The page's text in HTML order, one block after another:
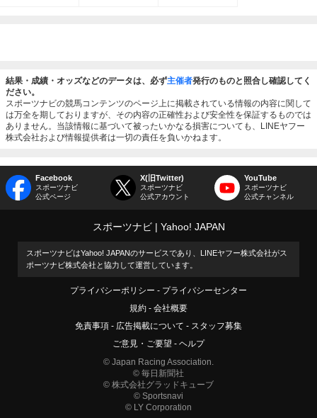
結果・成績・オッズなどのデータは、必ず主催者発行のものと照合し確認してく
ださい。
スポーツナビの競馬コンテンツのページ上に掲載されている情報の内容に関して
は万全を期しておりますが、その内容の正確性および安全性を保証するものでは
ありません。当該情報に基づいて被ったいかなる損害についても、LINEヤフー
株式会社および情報提供者は一切の責任を負いかねます。
Facebook
スポーツナビ
公式ページ
X(旧Twitter)
スポーツナビ
公式アカウント
YouTube
スポーツナビ
公式チャンネル
スポーツナビ Yahoo! JAPAN
スポーツナビはYahoo! JAPANのサービスであり、LINEヤフー株式会社がス
ポーツナビ株式会社と協力して運営しています。
プライバシーポリシー
プライバシーセンター
規約
会社概要
免責事項
広告掲載について
スタッフ募集
ご意見・ご要望
ヘルプ
© Japan Racing Association.
© 毎日新聞社
© 株式会社グラッドキューブ
© Sportsnavi
© LY Corporation